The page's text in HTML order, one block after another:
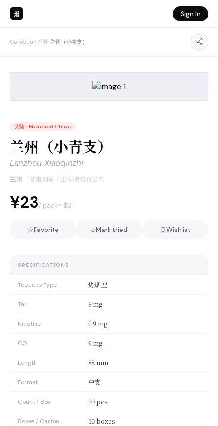
烟 Sign In
Collection›兰州 ›兰州（小青支）
大陆 · Mainland China
兰州（小青支）
Lanzhou Xiaoqinzhi
兰州 · 甘肃烟草工业有限责任公司
¥23/ pack≈ $3
☆Favorite ○Mark tried Wishlist
SPECIFICATIONS
Tobacco Type 烤烟型
Tar 8 mg
Nicotine 0.9 mg
CO 9 mg
Length 88 mm
Format 中支
Count / Box 20 pcs
Boxes / Carton 10 boxes